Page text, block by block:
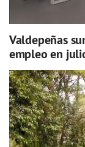
Valdepeñas
empleo en